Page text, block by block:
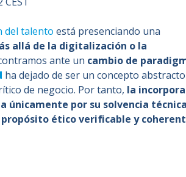
del talento está presenciando una
allá de la digitalización o la
ante un cambio de
ha dejado de ser un concepto
de negocio. Por tanto, la
únicamente por su solvencia
propósito ético verificable y